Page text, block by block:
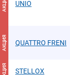
АКЦИЯ UNIO
АКЦИЯ QUATTRO FRENI
АКЦИЯ STELLOX